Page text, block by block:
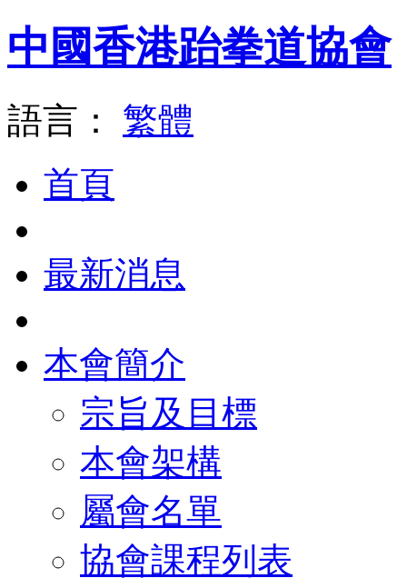
中國香港跆拳道協會
語言： 繁體
首頁
最新消息
本會簡介
宗旨及目標
本會架構
屬會名單
協會課程列表